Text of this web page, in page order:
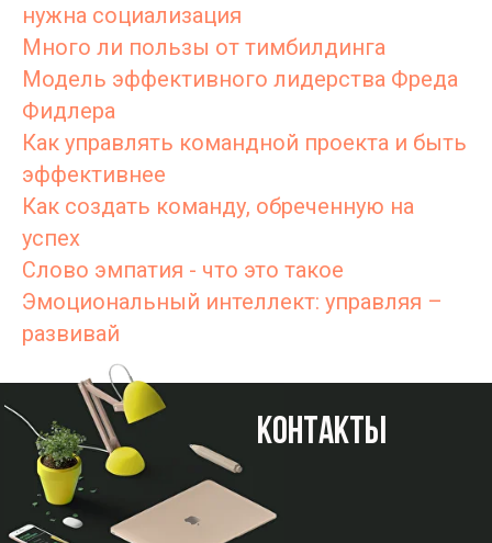
нужна социализация
Много ли пользы от тимбилдинга
Модель эффективного лидерства Фреда
Фидлера
Как управлять командной проекта и быть
эффективнее
Как создать команду, обреченную на
успех
Слово эмпатия - что это такое
Эмоциональный интеллект: управляя –
развивай
Контакты